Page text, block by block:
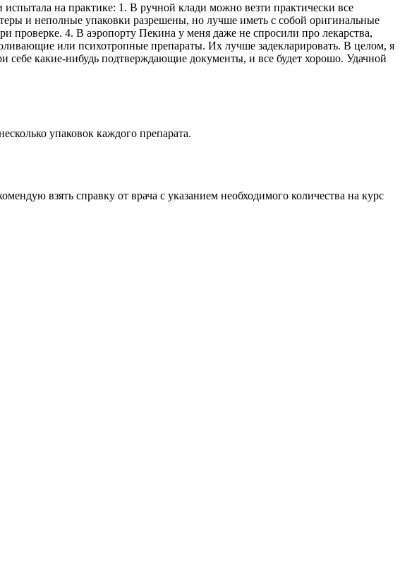
испытала на практике: 1. В ручной клади можно везти практически все
и неполные упаковки разрешены, но лучше иметь с собой оригинальные
проверке. 4. В аэропорту Пекина у меня даже не спросили про лекарства,
или психотропные препараты. Их лучше задекларировать. В целом, я
себе какие-нибудь подтверждающие документы, и все будет хорошо. Удачной
упаковок каждого препарата.
взять справку от врача с указанием необходимого количества на курс